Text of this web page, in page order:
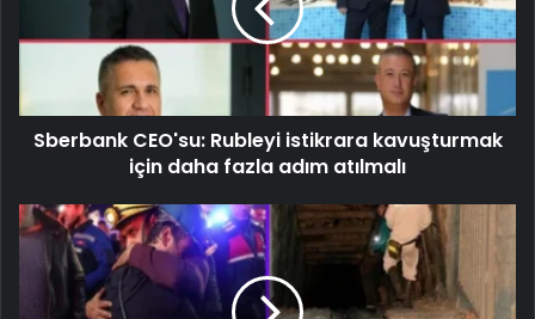
Sberbank CEO'su: Rubleyi istikrara kavuşturmak
için daha fazla adım atılmalı